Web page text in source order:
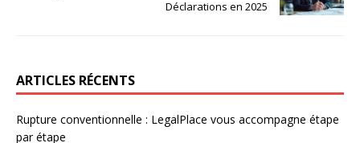
Déclarations en 2025
ARTICLES RÉCENTS
Rupture conventionnelle : LegalPlace vous accompagne étape
par étape